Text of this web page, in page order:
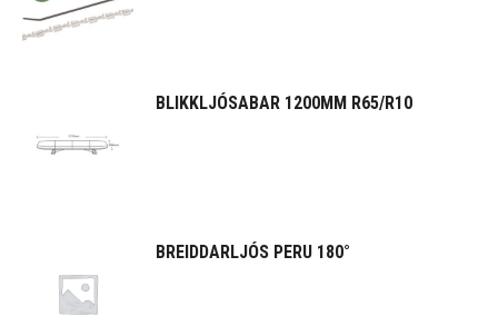
BLIKKLJÓSABAR 1200MM R65/R10
BREIDDARLJÓS PERU 180°